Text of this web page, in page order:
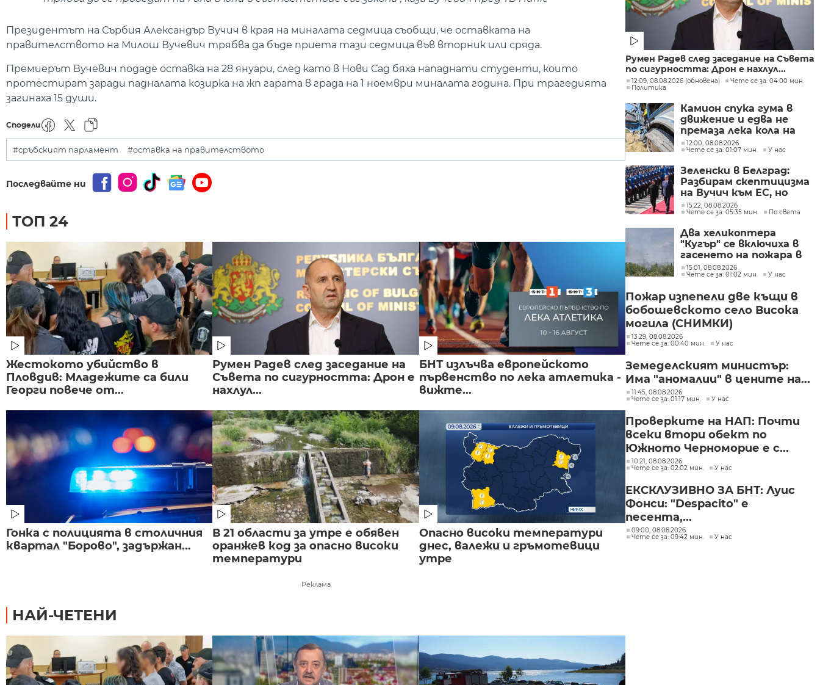
Президентът на Сърбия Александър Вучич в края на миналата седмица съобщи, че оставката на
правителството на Милош Вучевич трябва да бъде приета тази седмица във вторник или сряда.
Премиерът Вучевич подаде оставка на 28 януари, след като в Нови Сад бяха нападнати студенти, които
протестират заради падналата козирка на жп гарата в града на 1 ноември миналата година. При трагедията
загинаха 15 души.
Сподели
#сръбският парламент #оставка на правителството
Последвайте ни
ТОП 24
Жестокото убийство в
Пловдив: Младежите са били
Георги повече от...
Румен Радев след заседание на
Съвета по сигурността: Дрон е
нахлул...
БНТ излъчва европейското
първенство по лека атлетика -
вижте...
Гонка с полицията в столичния
квартал "Борово", задържан...
В 21 области за утре е обявен
оранжев код за опасно високи
температури
Опасно високи температури
днес, валежи и гръмотевици
утре
Реклама
НАЙ-ЧЕТЕНИ
Румен Радев след заседание на Съвета
по сигурността: Дрон е нахлул...
12:09, 08.08.2026 (обновена)
Чете се за: 04:00 мин.
Политика
Камион спука гума в
движение и едва не
премаза лека кола на
Подбалканския път
(СНИМКИ)
12:00, 08.08.2026
Чете се за: 01:07 мин.
У нас
Зеленски в Белград:
Разбирам скептицизма
на Вучич към ЕС, но
Украйна е във война и
няма време за
скептицизъм
15:22, 08.08.2026
Чете се за: 05:35 мин.
По света
Два хеликоптера
"Кугър" се включиха в
гасенето на пожара в
Асеновградско
(СНИМКИ)
15:01, 08.08.2026
Чете се за: 01:02 мин.
У нас
Пожар изпепели две къщи в
бобошевското село Висока
могила (СНИМКИ)
13:29, 08.08.2026
Чете се за: 00:40 мин.
У нас
Земеделският министър:
Има "аномалии" в цените на...
11:45, 08.08.2026
Чете се за: 01:17 мин.
У нас
Проверките на НАП: Почти
всеки втори обект по
Южното Черноморие е с...
10:21, 08.08.2026
Чете се за: 02:02 мин.
У нас
ЕКСКЛУЗИВНО ЗА БНТ: Луис
Фонси: "Despacito" е
песента,...
09:00, 08.08.2026
Чете се за: 09:42 мин.
У нас